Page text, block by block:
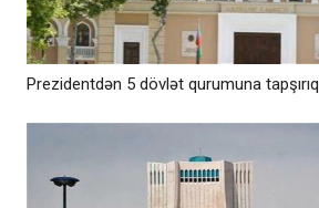
Prezidentdən 5 dövlət qurumuna tapşırıq